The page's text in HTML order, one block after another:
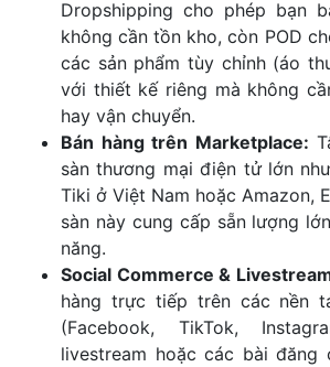
Dropshipping cho phép bạn
không cần tồn kho, còn POD
các sản phẩm tùy chỉnh (áo
với thiết kế riêng mà không
hay vận chuyển.
Bán hàng trên Marketplace:
sàn thương mại điện tử lớn
Tiki ở Việt Nam hoặc Amazon,
sàn này cung cấp sẵn lượng
năng.
Social Commerce &
hàng trực tiếp trên các nền
(Facebook, TikTok,
livestream hoặc các bài đăng